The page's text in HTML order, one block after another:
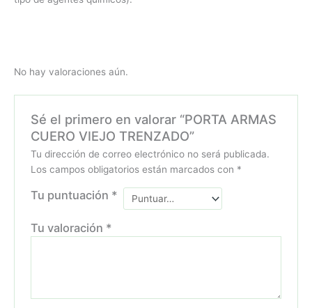
No hay valoraciones aún.
Sé el primero en valorar “PORTA ARMAS
CUERO VIEJO TRENZADO”
Tu dirección de correo electrónico no será publicada.
Los campos obligatorios están marcados con *
Tu puntuación *
Tu valoración *